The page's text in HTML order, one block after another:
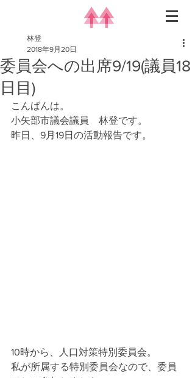
委員会への出席9/19(議員18
日目)
林登
2018年9月20日
こんばんは。
小矢部市議会議員　林登です。
昨日、9月19日の活動報告です。
10時から、人口対策特別委員会。
私が所属する特別委員会なので、委員